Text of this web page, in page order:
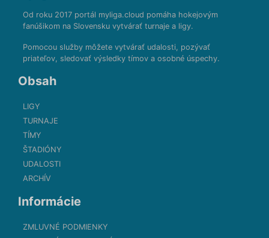
Od roku 2017 portál myliga.cloud pomáha hokejovým
fanúšikom na Slovensku vytvárať turnaje a ligy.
Pomocou služby môžete vytvárať udalosti, pozývať
priateľov, sledovať výsledky tímov a osobné úspechy.
Obsah
LIGY
TURNAJE
TÍMY
ŠTADIÓNY
UDALOSTI
ARCHÍV
Informácie
ZMLUVNÉ PODMIENKY